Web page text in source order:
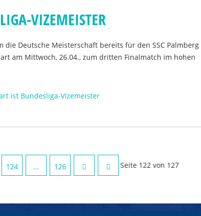
VIZEMEISTER
die Deutsche Meisterschaft bereits für den SSC Palmberg
am Mittwoch, 26.04., zum dritten Finalmatch im hohen
ist Bundesliga-Vizemeister
Seite 122 von 127
124 ... 126